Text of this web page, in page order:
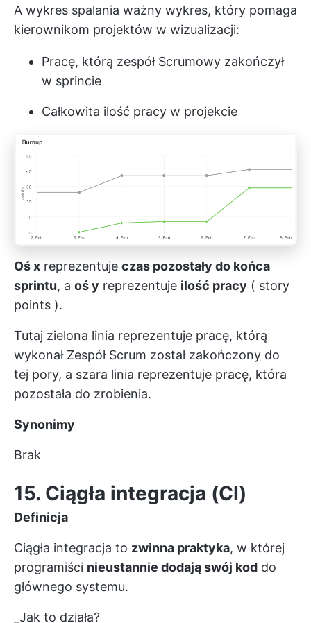
A wykres spalania ważny wykres, który pomaga
kierownikom projektów w wizualizacji:
Pracę, którą zespół Scrumowy zakończył
w sprincie
Całkowita ilość pracy w projekcie
Oś x reprezentuje czas pozostały do końca
sprintu, a oś y reprezentuje ilość pracy ( story
points ).
Tutaj zielona linia reprezentuje pracę, którą
wykonał Zespół Scrum został zakończony do
tej pory, a szara linia reprezentuje pracę, która
pozostała do zrobienia.
Synonimy
Brak
15. Ciągła integracja (CI)
Definicja
Ciągła integracja to zwinna praktyka, w której
programiści nieustannie dodają swój kod do
głównego systemu.
_Jak to działa?